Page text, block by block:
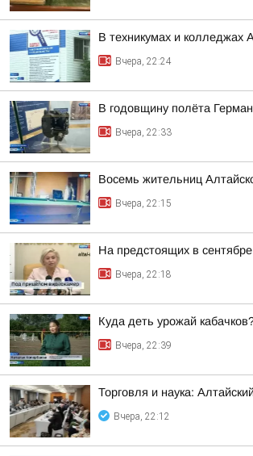
В техникумах и колледжах
Вчера, 22:24
В годовщину полёта
Вчера, 22:33
Восемь жительниц
Вчера, 22:15
На предстоящих в
Вчера, 22:18
Куда деть урожай
Вчера, 22:39
Торговля и наука:
Вчера, 22:12